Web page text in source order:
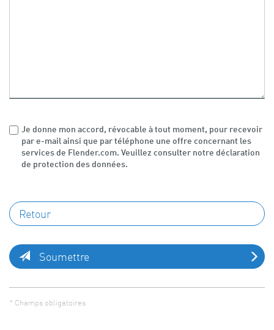
Je donne mon accord, révocable à tout moment, pour recevoir
par e-mail ainsi que par téléphone une offre concernant les
services de Flender.com. Veuillez consulter notre déclaration
de protection des données.
Soumettre
* Champs obligatoires